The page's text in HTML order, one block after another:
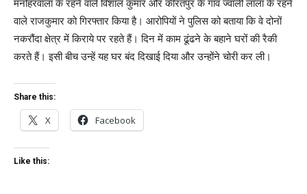
मनोहरवाला के रहने वाले विशाल कुमार और कीरतपुर के गांव ज्वाली लाला के रहने
वाले राजकुमार को गिरफ्तार किया है। आरोपियों ने पुलिस को बताया कि वे दोनों
नकरौंदा क्षेत्र में किराये पर रहते हैं। दिन में काम ढूंढने के बहाने घरों की रैकी
करते हैं। इसी बीच उन्हें यह घर बंद दिखाई दिया और उन्होंने चोरी कर ली।
Share this:
X Facebook
Like this: